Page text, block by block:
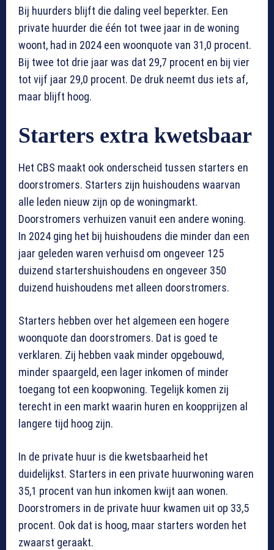
Bij huurders blijft die daling veel beperkter. Een
private huurder die één tot twee jaar in de woning
woont, had in 2024 een woonquote van 31,0 procent.
Bij twee tot drie jaar was dat 29,7 procent en bij vier
tot vijf jaar 29,0 procent. De druk neemt dus iets af,
maar blijft hoog.
Starters extra kwetsbaar
Het CBS maakt ook onderscheid tussen starters en
doorstromers. Starters zijn huishoudens waarvan
alle leden nieuw zijn op de woningmarkt.
Doorstromers verhuizen vanuit een andere woning.
In 2024 ging het bij huishoudens die minder dan een
jaar geleden waren verhuisd om ongeveer 125
duizend startershuishoudens en ongeveer 350
duizend huishoudens met alleen doorstromers.
Starters hebben over het algemeen een hogere
woonquote dan doorstromers. Dat is goed te
verklaren. Zij hebben vaak minder opgebouwd,
minder spaargeld, een lager inkomen of minder
toegang tot een koopwoning. Tegelijk komen zij
terecht in een markt waarin huren en koopprijzen al
langere tijd hoog zijn.
In de private huur is die kwetsbaarheid het
duidelijkst. Starters in een private huurwoning waren
35,1 procent van hun inkomen kwijt aan wonen.
Doorstromers in de private huur kwamen uit op 33,5
procent. Ook dat is hoog, maar starters worden het
zwaarst geraakt.